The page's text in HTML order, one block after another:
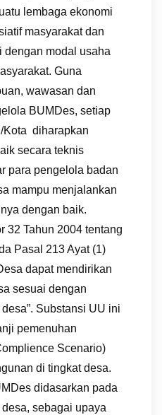
lembaga ekonomi
masyarakat dan
dengan modal usaha
Guna
wawasan dan
BUMDes, setiap
Kota diharapkan
secara teknis
para pengelola badan
mampu menjalankan
dengan baik.
32 Tahun 2004 tentang
Pasal 213 Ayat (1)
dapat mendirikan
sesuai dengan
Substansi UU ini
pemenuhan
Scenario)
di tingkat desa.
didasarkan pada
sebagai upaya